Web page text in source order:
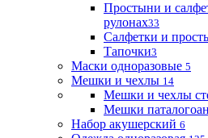
Простыни и
рулонах33
Салфетки и
Тапочки3
Маски одноразовые 5
Мешки и чехлы 14
Мешки и чехлы
Мешки
Набор акушерский 6